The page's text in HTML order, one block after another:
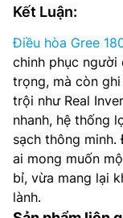
Kết Luận:
Điều hòa Gree
chinh phục người
trọng, mà còn
trội như Real
nhanh, hệ thống
sạch thông
ai mong muốn
bỉ, vừa mang lại
lành.